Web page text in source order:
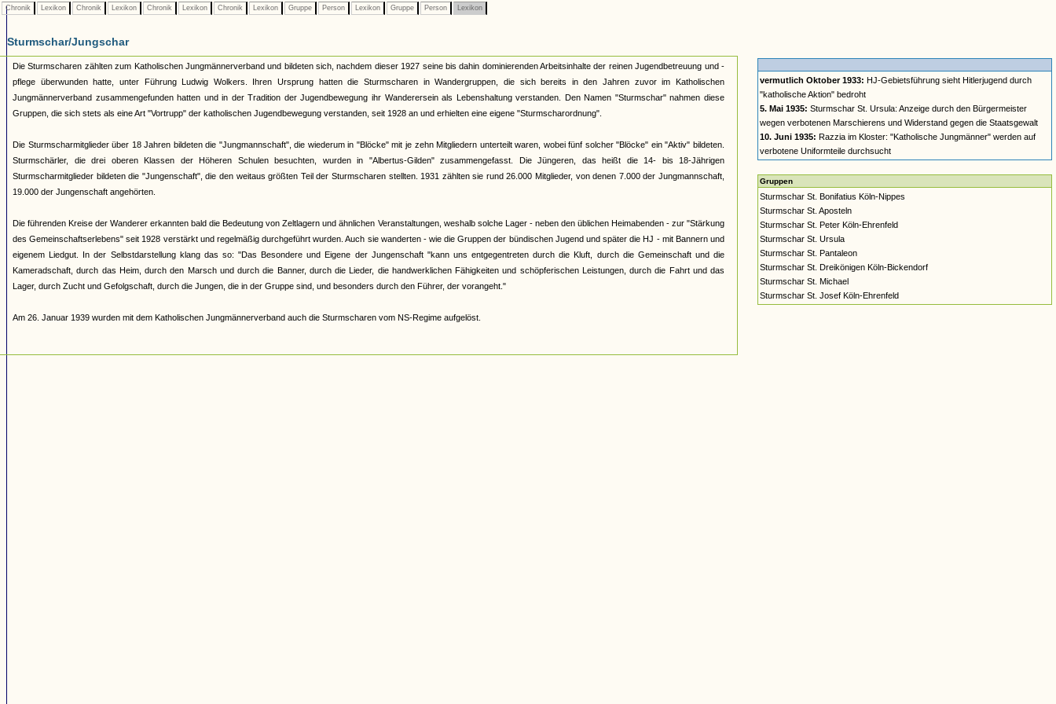
Chronik Lexikon Chronik Lexikon Chronik Lexikon Chronik Lexikon Gruppe Person Lexikon Gruppe Person Lexikon
Sturmschar/Jungschar
Die Sturmscharen zählten zum Katholischen Jungmännerverband und bildeten sich, nachdem dieser 1927 seine bis dahin dominierenden Arbeitsinhalte der reinen Jugendbetreuung und -
pflege überwunden hatte, unter Führung Ludwig Wolkers. Ihren Ursprung hatten die Sturmscharen in Wandergruppen, die sich bereits in den Jahren zuvor im Katholischen
Jungmännerverband zusammengefunden hatten und in der Tradition der Jugendbewegung ihr Wanderersein als Lebenshaltung verstanden. Den Namen "Sturmschar" nahmen diese
Gruppen, die sich stets als eine Art "Vortrupp" der katholischen Jugendbewegung verstanden, seit 1928 an und erhielten eine eigene "Sturmscharordnung".
Die Sturmscharmitglieder über 18 Jahren bildeten die "Jungmannschaft", die wiederum in "Blöcke" mit je zehn Mitgliedern unterteilt waren, wobei fünf solcher "Blöcke" ein "Aktiv" bildeten.
Sturmschärler, die drei oberen Klassen der Höheren Schulen besuchten, wurden in "Albertus-Gilden" zusammengefasst. Die Jüngeren, das heißt die 14- bis 18-Jährigen
Sturmscharmitglieder bildeten die "Jungenschaft", die den weitaus größten Teil der Sturmscharen stellten. 1931 zählten sie rund 26.000 Mitglieder, von denen 7.000 der Jungmannschaft,
19.000 der Jungenschaft angehörten.
Die führenden Kreise der Wanderer erkannten bald die Bedeutung von Zeltlagern und ähnlichen Veranstaltungen, weshalb solche Lager - neben den üblichen Heimabenden - zur "Stärkung
des Gemeinschaftserlebens" seit 1928 verstärkt und regelmäßig durchgeführt wurden. Auch sie wanderten - wie die Gruppen der bündischen Jugend und später die HJ - mit Bannern und
eigenem Liedgut. In der Selbstdarstellung klang das so: "Das Besondere und Eigene der Jungenschaft "kann uns entgegentreten durch die Kluft, durch die Gemeinschaft und die
Kameradschaft, durch das Heim, durch den Marsch und durch die Banner, durch die Lieder, die handwerklichen Fähigkeiten und schöpferischen Leistungen, durch die Fahrt und das
Lager, durch Zucht und Gefolgschaft, durch die Jungen, die in der Gruppe sind, und besonders durch den Führer, der vorangeht."
Am 26. Januar 1939 wurden mit dem Katholischen Jungmännerverband auch die Sturmscharen vom NS-Regime aufgelöst.
vermutlich Oktober 1933: HJ-Gebietsführung sieht Hitlerjugend durch
"katholische Aktion" bedroht
5. Mai 1935: Sturmschar St. Ursula: Anzeige durch den Bürgermeister
wegen verbotenen Marschierens und Widerstand gegen die Staatsgewalt
10. Juni 1935: Razzia im Kloster: "Katholische Jungmänner" werden auf
verbotene Uniformteile durchsucht
Gruppen
Sturmschar St. Bonifatius Köln-Nippes
Sturmschar St. Aposteln
Sturmschar St. Peter Köln-Ehrenfeld
Sturmschar St. Ursula
Sturmschar St. Pantaleon
Sturmschar St. Dreikönigen Köln-Bickendorf
Sturmschar St. Michael
Sturmschar St. Josef Köln-Ehrenfeld